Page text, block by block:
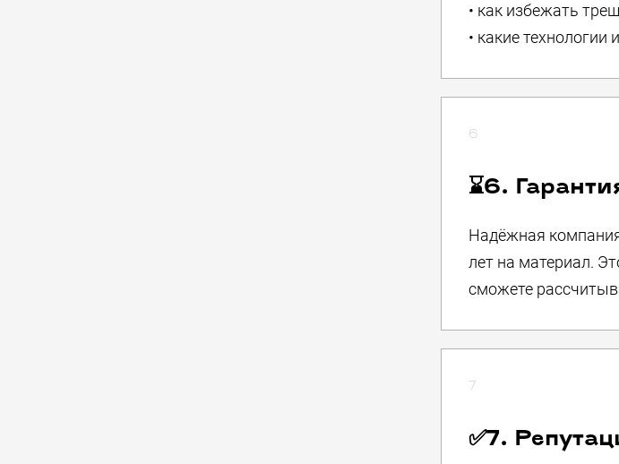
• как избежать
• какие технологии
6
⌛️6.
Надёжная
лет на материал.
сможете
7
✅7.